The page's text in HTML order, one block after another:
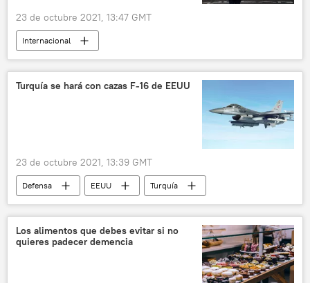
23 de octubre 2021, 13:47 GMT
Internacional
📰 Caso del fundador de WikiLeaks Julian Assange
Reino Unido
Julian Assange
Turquía se hará con cazas F-16 de EEUU
23 de octubre 2021, 13:39 GMT
Defensa EEUU
Turquía
F-16
🛡️ Industria militar
Los alimentos que debes evitar si no
quieres padecer demencia